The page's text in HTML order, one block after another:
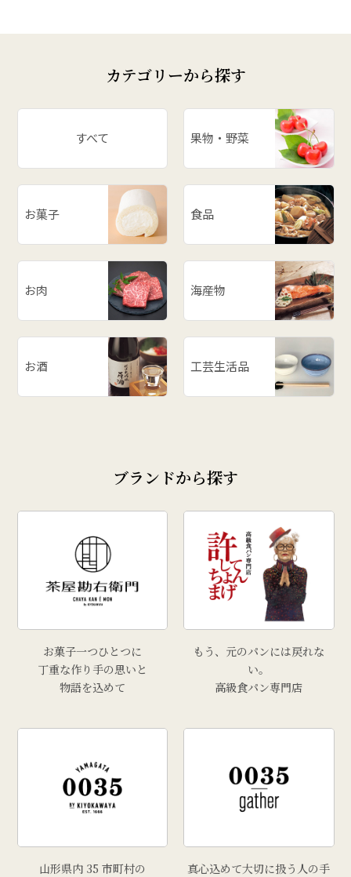
カテゴリーから探す
すべて 果物・野菜
お菓子 食品
お肉 海産物
お酒 工芸生活品
ブランドから探す
お菓子一つひとつに
丁重な作り手の思いと
物語を込めて
もう、元のパンには戻れな
い。
高級食パン専門店
山形県内 35 市町村の
真心込めて大切に扱う人の手